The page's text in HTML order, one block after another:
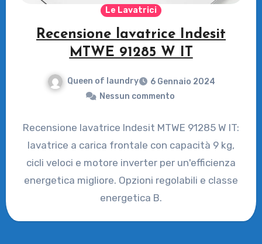
Le Lavatrici
Recensione lavatrice Indesit
MTWE 91285 W IT
Queen of laundry
6 Gennaio 2024
Nessun commento
Recensione lavatrice Indesit MTWE 91285 W IT:
lavatrice a carica frontale con capacità 9 kg,
cicli veloci e motore inverter per un'efficienza
energetica migliore. Opzioni regolabili e classe
energetica B.